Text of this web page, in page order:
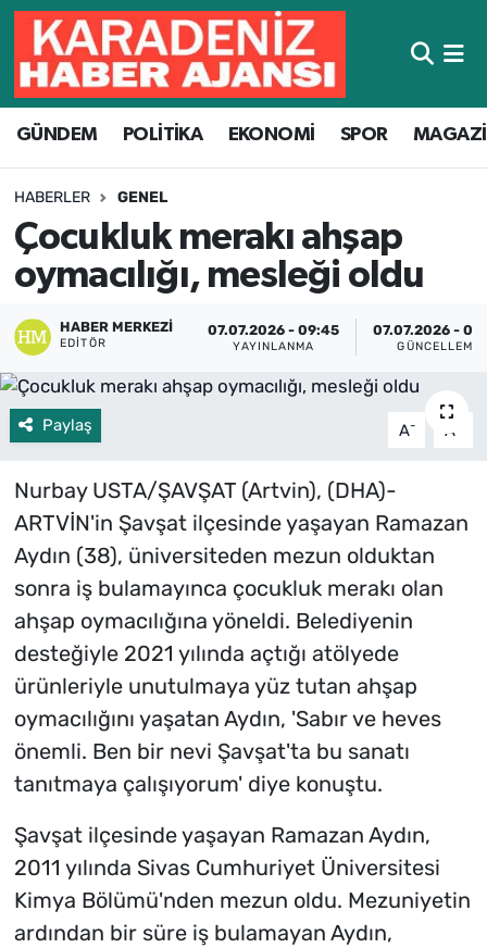
GÜNDEM POLİTİKA EKONOMİ SPOR
HABERLER GENEL
Çocukluk merakı ahşap
oymacılığı, mesleği oldu
HABER MERKEZI
EDITÖR
07.07.2026 - 09:45
YAYINLANMA
07.07.2026 -
GÜNCELLEME
Paylaş A- A
Nurbay USTA/ŞAVŞAT (Artvin), (DHA)-
ARTVİN'in Şavşat ilçesinde yaşayan Ramazan
Aydın (38), üniversiteden mezun olduktan
sonra iş bulamayınca çocukluk merakı olan
ahşap oymacılığına yöneldi. Belediyenin
desteğiyle 2021 yılında açtığı atölyede
ürünleriyle unutulmaya yüz tutan ahşap
oymacılığını yaşatan Aydın, 'Sabır ve heves
önemli. Ben bir nevi Şavşat'ta bu sanatı
tanıtmaya çalışıyorum' diye konuştu.
Şavşat ilçesinde yaşayan Ramazan Aydın,
2011 yılında Sivas Cumhuriyet Üniversitesi
Kimya Bölümü'nden mezun oldu. Mezuniyetin
ardından bir süre iş bulamayan Aydın,
Hava Durumu
Trafik Durumu
Süper Lig Puan Durumu ve Fikstür
Tüm Manşetler